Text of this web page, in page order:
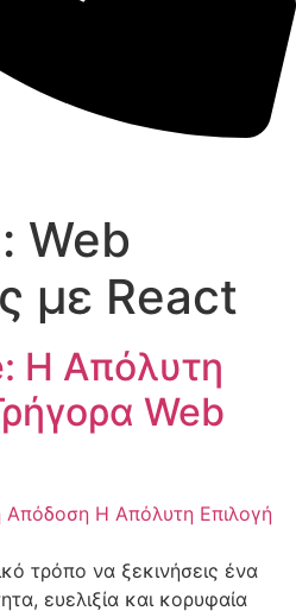
Web
με React
Η Απόλυτη
Web
τρόπο να ξεκινήσεις ένα
ευελιξία και κορυφαία